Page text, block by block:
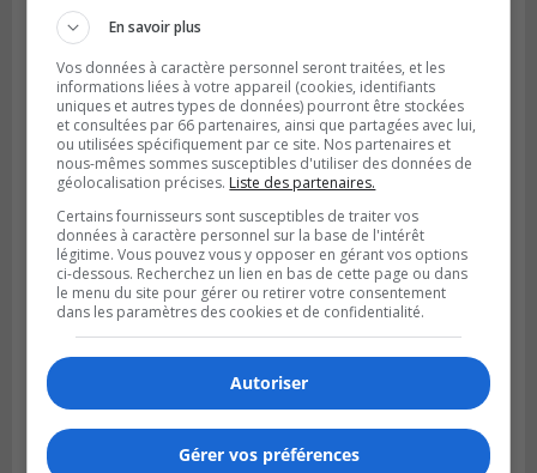
Publié le 2 août 2026 à 23h04
Rappel de quatre produits alimentaires à
Brossard
En savoir plus
Vos données à caractère personnel seront traitées, et les
informations liées à votre appareil (cookies, identifiants
uniques et autres types de données) pourront être stockées
et consultées par 66 partenaires, ainsi que partagées avec lui,
ou utilisées spécifiquement par ce site. Nos partenaires et
nous-mêmes sommes susceptibles d'utiliser des données de
géolocalisation précises. Liste des partenaires.
Certains fournisseurs sont susceptibles de traiter vos
données à caractère personnel sur la base de l'intérêt
légitime. Vous pouvez vous y opposer en gérant vos options
ci-dessous. Recherchez un lien en bas de cette page ou dans
le menu du site pour gérer ou retirer votre consentement
dans les paramètres des cookies et de confidentialité.
Autoriser
Gérer vos préférences